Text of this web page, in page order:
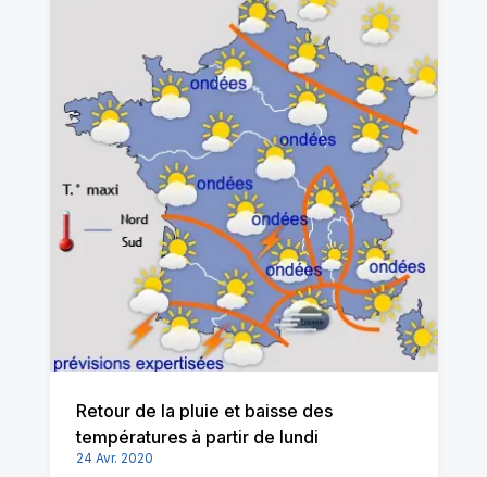
Retour de la pluie et baisse des
températures à partir de lundi
24 Avr. 2020